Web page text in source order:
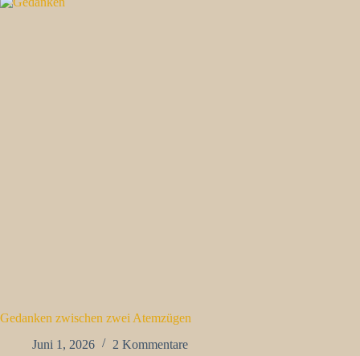
Gedanken zwischen zwei Atemzügen
Juni 1, 2026
2 Kommentare